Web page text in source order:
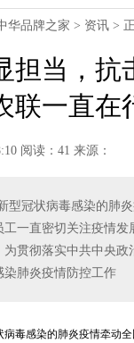
华品牌之家 > 资讯 >
担当，抗
联一直在
阅读：41 来源：
型冠状病毒感染的肺
工一直密切关注疫情发
为贯彻落实中共中央政
染肺炎疫情防控工作
毒感染的肺炎疫情牵动全